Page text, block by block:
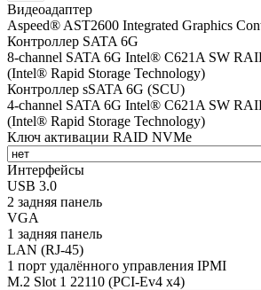
Видеоадаптер
Aspeed® AST2600 Integrated Graphics
Контроллер SATA 6G
8-channel SATA 6G Intel® C621A SW
(Intel® Rapid Storage Technology)
Контроллер sSATA 6G (SCU)
4-channel SATA 6G Intel® C621A SW
(Intel® Rapid Storage Technology)
Ключ активации RAID NVMe
Интерфейсы
USB 3.0
2 задняя панель
VGA
1 задняя панель
LAN (RJ-45)
1 порт удалённого управления IPMI
M.2 Slot 1 22110 (PCI-Ev4 x4)